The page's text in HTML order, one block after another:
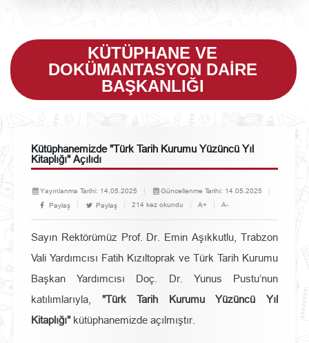
KÜTÜPHANE VE
DOKÜMANTASYON DAIRE
BAŞKANLIĞI
Kütüphanemizde "Türk Tarih Kurumu Yüzüncü Yıl
Kitaplığı" Açılıdı
Yayınlanma Tarihi: 14.05.2025 Güncellenme Tarihi: 14.05.2025
Paylaş
Paylaş 214 kez okundu A+ A-
Sayın Rektörümüz Prof. Dr. Emin Aşıkkutlu, Trabzon
Vali Yardımcısı Fatih Kızıltoprak ve Türk Tarih Kurumu
Başkan Yardımcısı Doç. Dr. Yunus Pustu’nun
katılımlarıyla, "Türk Tarih Kurumu Yüzüncü Yıl
Kitaplığı"kütüphanemizde açılmıştır.